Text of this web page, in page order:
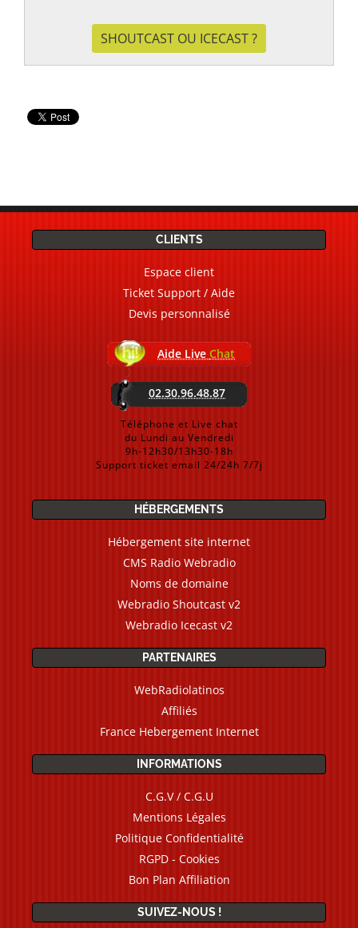
SHOUTCAST OU ICECAST ?
CLIENTS
Espace client
Ticket Support / Aide
Devis personnalisé
Aide Live Chat
02.30.96.48.87
Téléphone et Live chat
du Lundi au Vendredi
9h-12h30/13h30-18h
Support ticket email 24/24h 7/7j
HÉBERGEMENTS
Hébergement site internet
CMS Radio Webradio
Noms de domaine
Webradio Shoutcast v2
Webradio Icecast v2
PARTENAIRES
WebRadiolatinos
Affiliés
France Hebergement Internet
INFORMATIONS
C.G.V / C.G.U
Mentions Légales
Politique Confidentialité
RGPD - Cookies
Bon Plan Affiliation
SUIVEZ-NOUS !